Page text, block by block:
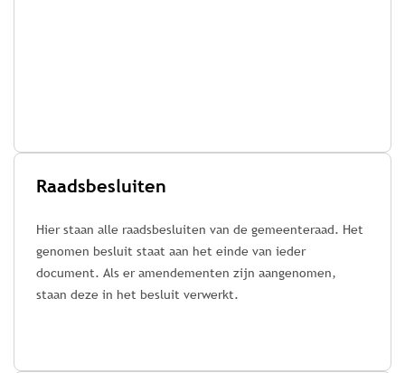
Raadsbesluiten
Hier staan alle raadsbesluiten van de gemeenteraad. Het
genomen besluit staat aan het einde van ieder
document. Als er amendementen zijn aangenomen,
staan deze in het besluit verwerkt.